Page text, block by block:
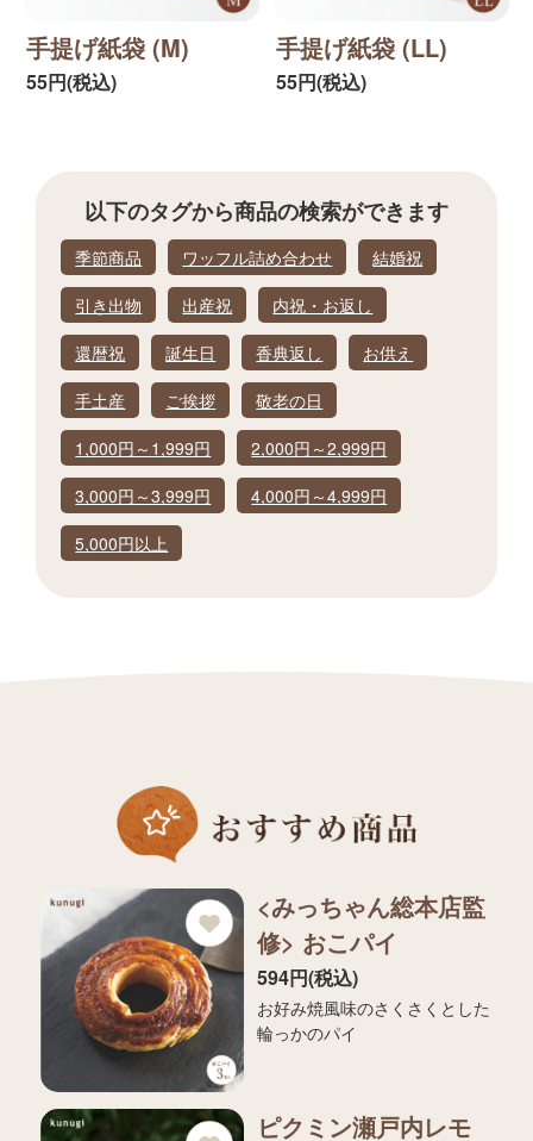
手提げ紙袋 (M)
55円(税込)
手提げ紙袋 (LL)
55円(税込)
以下のタグから商品の検索ができます
季節商品 ワッフル詰め合わせ
結婚祝
引き出物
出産祝
内祝・お返し
還暦祝
誕生日 香典返し
お供え
手土産
ご挨拶
敬老の日
1,000円～1,999円
2,000円～2,999円
3,000円～3,999円
4,000円～4,999円
5,000円以上
<みっちゃん総本店監
修> おこパイ
594円(税込)
お好み焼風味のさくさくとした
輪っかのパイ
ピクミン瀬戸内レモ